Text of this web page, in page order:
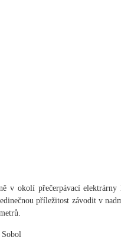
v okolí přečerpávací
příležitost závodit v